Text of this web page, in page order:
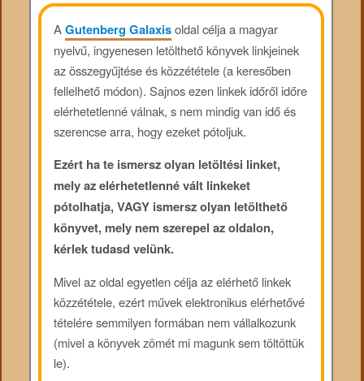
AGutenberg Galaxisoldal célja a magyar
nyelvű, ingyenesen letölthető könyvek linkjeinek
az összegyűjtése és közzététele (a keresőben
fellelhető módon). Sajnos ezen linkek időről időre
elérhetetlenné válnak, s nem mindig van idő és
szerencse arra, hogy ezeket pótoljuk.
Ezért ha te ismersz olyan letöltési linket,
mely az elérhetetlenné vált linkeket
pótolhatja, VAGY ismersz olyan letölthető
könyvet, mely nem szerepel az oldalon,
kérlek tudasd velünk.
Mivel az oldal egyetlen célja az elérhető linkek
közzététele, ezért művek elektronikus elérhetővé
tételére semmilyen formában nem vállalkozunk
(mivel a könyvek zömét mi magunk sem töltöttük
le).